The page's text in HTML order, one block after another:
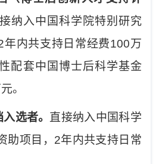
纳入中国科学院特别研究
年内共支持日常经费100万
配套中国博士后科学基金
。
入选者。 直接纳入中国科学
助项目， 2年内共支持日常